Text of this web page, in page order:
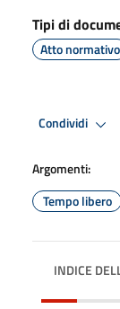
Tipi di
Atto normativo
Condividi
Argomenti:
Tempo libero
INDICE